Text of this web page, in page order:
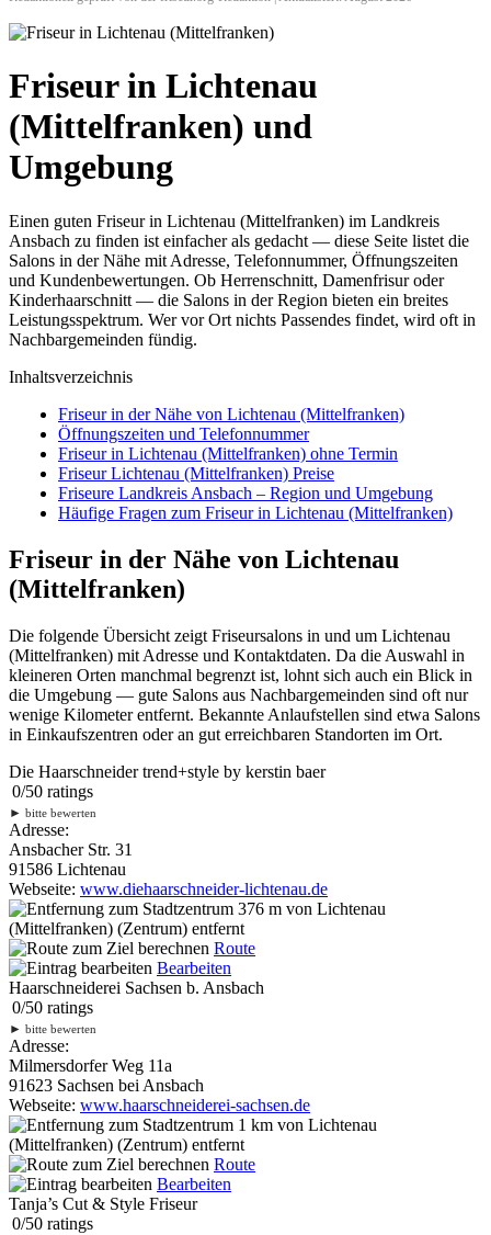
Friseur in Lichtenau
(Mittelfranken) und
Umgebung
Einen guten Friseur in Lichtenau (Mittelfranken) im Landkreis
Ansbach zu finden ist einfacher als gedacht — diese Seite listet die
Salons in der Nähe mit Adresse, Telefonnummer, Öffnungszeiten
und Kundenbewertungen. Ob Herrenschnitt, Damenfrisur oder
Kinderhaarschnitt — die Salons in der Region bieten ein breites
Leistungsspektrum. Wer vor Ort nichts Passendes findet, wird oft in
Nachbargemeinden fündig.
Inhaltsverzeichnis
Friseur in der Nähe von Lichtenau (Mittelfranken)
Öffnungszeiten und Telefonnummer
Friseur in Lichtenau (Mittelfranken) ohne Termin
Friseur Lichtenau (Mittelfranken) Preise
Friseure Landkreis Ansbach – Region und Umgebung
Häufige Fragen zum Friseur in Lichtenau (Mittelfranken)
Friseur in der Nähe von Lichtenau
(Mittelfranken)
Die folgende Übersicht zeigt Friseursalons in und um Lichtenau
(Mittelfranken) mit Adresse und Kontaktdaten. Da die Auswahl in
kleineren Orten manchmal begrenzt ist, lohnt sich auch ein Blick in
die Umgebung — gute Salons aus Nachbargemeinden sind oft nur
wenige Kilometer entfernt. Bekannte Anlaufstellen sind etwa Salons
in Einkaufszentren oder an gut erreichbaren Standorten im Ort.
Die Haarschneider trend+style by kerstin baer
0/50 ratings
► bitte bewerten
Adresse:
Ansbacher Str. 31
91586 Lichtenau
Webseite: www.diehaarschneider-lichtenau.de
376 m von Lichtenau
(Mittelfranken) (Zentrum) entfernt
Route
Bearbeiten
Haarschneiderei Sachsen b. Ansbach
0/50 ratings
► bitte bewerten
Adresse:
Milmersdorfer Weg 11a
91623 Sachsen bei Ansbach
Webseite: www.haarschneiderei-sachsen.de
1 km von Lichtenau
(Mittelfranken) (Zentrum) entfernt
Route
Bearbeiten
Tanja’s Cut & Style Friseur
0/50 ratings